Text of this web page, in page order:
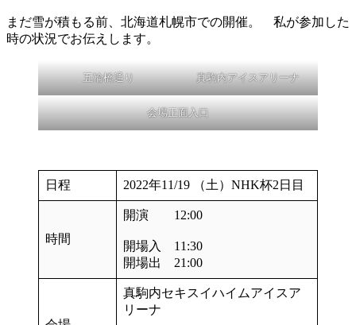
まだ雪が積もる前、北海道札幌市での開催。 私が参加した
時の状況でお伝えします。
五輪橋通り 真駒内アイスアリーナ
会場正面入口
日程 2022年11/19 （土）NHK杯2日目
時間
開演 12:00
開場入 11:30
開場出 21:00
真駒内セキスイハイムアイスア
リーナ